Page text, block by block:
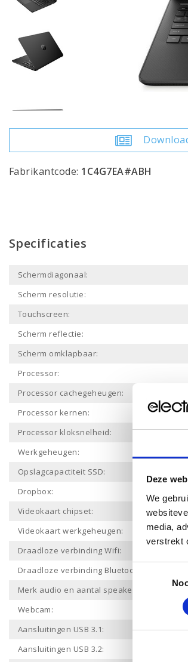
Deze
We
media,
verstrekt
Fabrikantcode: 1C4G7EA#ABH
Specificaties
Schermdiagonaal:
Scherm resolutie:
Touchscreen:
Scherm reflectie:
Scherm omklapbaar:
Processor:
Processor cachegeheugen:
Processor kernen:
Processor kloksnelheid:
Werkgeheugen:
Opslagcapactiteit SSD:
Dropbox:
Videokaart chipset:
Videokaart werkgeheugen:
Draadloze verbinding Wifi:
Draadloze verbinding Bluetooth:
Merk audio en aantal speakers:
Webcam:
Aansluitingen USB 3.1:
Aansluitingen USB 3.2: